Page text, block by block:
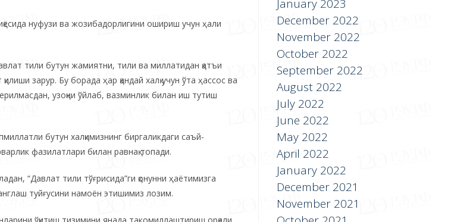
нуфузи ва жозибадорлигини ошириш учун ҳали
тили бутун жамиятни, тили ва миллатидан қатъи
зарур. Бу борада ҳар қандай халқ учун ўта ҳассос ва
узоқни ўйлаб, вазминлик билан иш тутиш
бутун халқимизнинг биргаликдаги саъй-
фазилатлари билан равнақ топади.
“Давлат тили тўғрисида”ги қонунни ҳаётимизга
туйғусини намоён этишимиз лозим.
January 2023
December 2022
November 2022
October 2022
September 2022
August 2022
July 2022
June 2022
May 2022
April 2022
January 2022
December 2021
November 2021